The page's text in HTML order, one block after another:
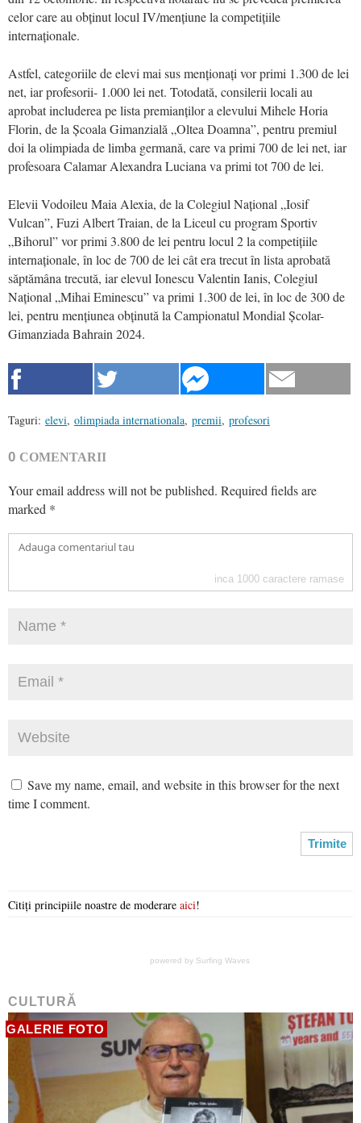
celor care au obținut locul IV/mențiune la competițiile
internaționale.
Astfel, categoriile de elevi mai sus menționați vor primi 1.300 de lei
net, iar profesorii- 1.000 lei net. Totodată, consilerii locali au
aprobat includerea pe lista premianților a elevului Mihele Horia
Florin, de la Școala Gimanzială „Oltea Doamna”, pentru premiul
doi la olimpiada de limba germană, care va primi 700 de lei net, iar
profesoara Calamar Alexandra Luciana va primi tot 700 de lei.
Elevii Vodoileu Maia Alexia, de la Colegiul Național „Iosif
Vulcan”, Fuzi Albert Traian, de la Liceul cu program Sportiv
„Bihorul” vor primi 3.800 de lei pentru locul 2 la competițiile
internaționale, în loc de 700 de lei cât era trecut în lista aprobată
săptămâna trecută, iar elevul Ionescu Valentin Ianis, Colegiul
Național „Mihai Eminescu” va primi 1.300 de lei, în loc de 300 de
lei, pentru mențiunea obținută la Campionatul Mondial Școlar-
Gimanziada Bahrain 2024.
Taguri: elevi, olimpiada internationala, premii, profesori
0 COMENTARII
Your email address will not be published. Required fields are
marked *
inca 1000 caractere ramase
Save my name, email, and website in this browser for the next
time I comment.
Citiți principiile noastre de moderare aici!
powered by Surfing Waves
CULTURĂ
GALERIE FOTO